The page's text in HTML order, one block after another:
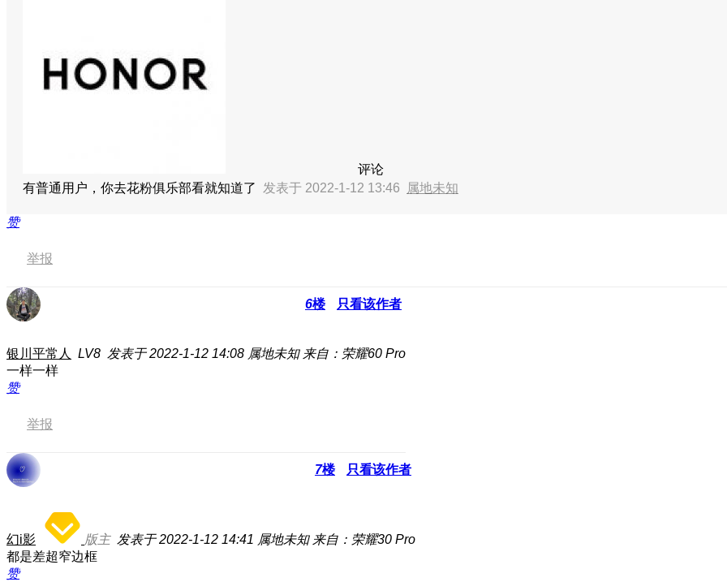
评论
有普通用户，你去花粉俱乐部看就知道了 发表于 2022-1-12 13:46 属地未知
赞
举报
6楼 只看该作者
银川平常人 LV8 发表于 2022-1-12 14:08 属地未知 来自：荣耀60 Pro
一样一样
赞
举报
7楼 只看该作者
幻i影 版主 发表于 2022-1-12 14:41 属地未知 来自：荣耀30 Pro
都是差超窄边框
赞